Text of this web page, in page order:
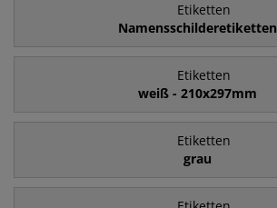
Etiketten
Namensschilderetiketten
Etiketten
weiß - 210x297mm
Etiketten
grau